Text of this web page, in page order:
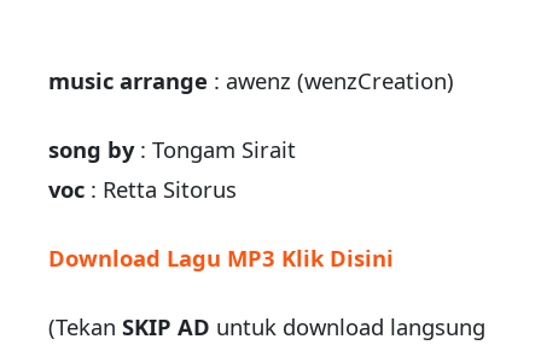
music arrange : awenz (wenzCreation)
song by: Tongam Sirait
voc : Retta Sitorus
Download Lagu MP3 Klik Disini
(Tekan SKIP AD untuk download langsung